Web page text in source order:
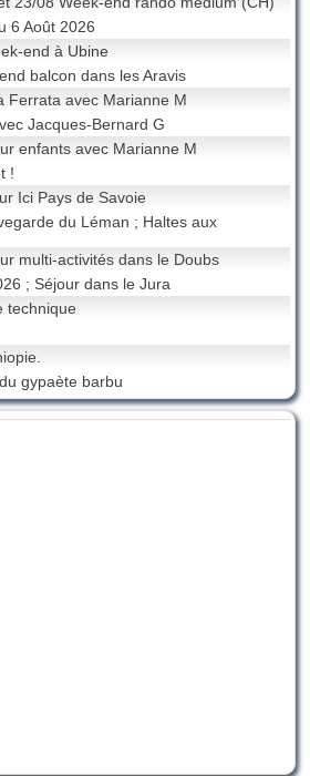
6 Août 2026
end à Ubine
balcon dans les Aravis
Ferrata avec Marianne M
Jacques-Bernard G
enfants avec Marianne M
!
Ici Pays de Savoie
du Léman ; Haltes aux
multi-activités dans le Doubs
; Séjour dans le Jura
technique
gypaète barbu